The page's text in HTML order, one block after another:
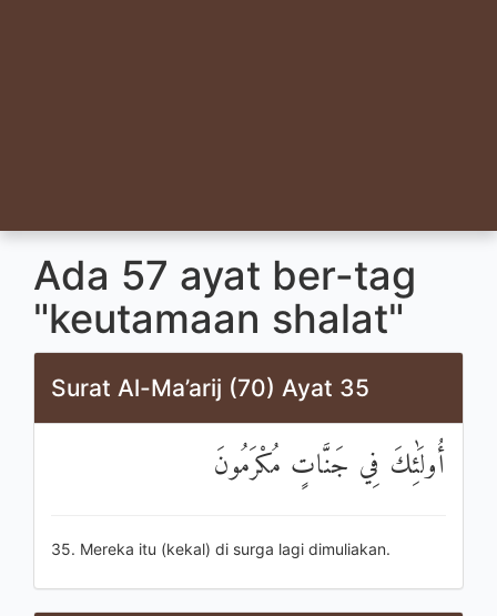
Ada 57 ayat ber-tag
"keutamaan shalat"
Surat Al-Ma’arij (70) Ayat 35
أُولَٰئِكَ فِي جَنَّاتٍ مُكْرَمُونَ
35. Mereka itu (kekal) di surga lagi dimuliakan.